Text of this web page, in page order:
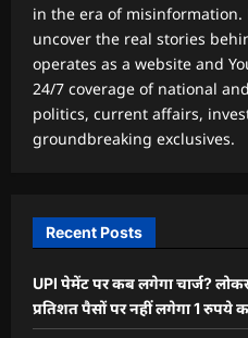
in the era of
uncover the real stories
operates as a website and
24/7 coverage of national
politics, current affairs,
groundbreaking exclusives.
Recent Posts
UPI पेमेंट पर कब लगेगा चार्ज?
प्रतिशत पैसों पर नहीं लगेगा 1 रुपये